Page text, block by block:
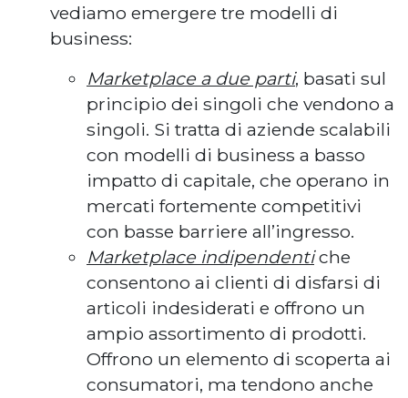
vediamo emergere tre modelli di
business:
Marketplace a due parti, basati sul
principio dei singoli che vendono a
singoli. Si tratta di aziende scalabili
con modelli di business a basso
impatto di capitale, che operano in
mercati fortemente competitivi
con basse barriere all’ingresso.
Marketplace indipendentiche
consentono ai clienti di disfarsi di
articoli indesiderati e offrono un
ampio assortimento di prodotti.
Offrono un elemento di scoperta ai
consumatori, ma tendono anche